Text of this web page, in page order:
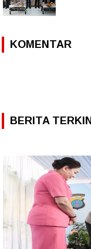
KOMENTAR
BERITA